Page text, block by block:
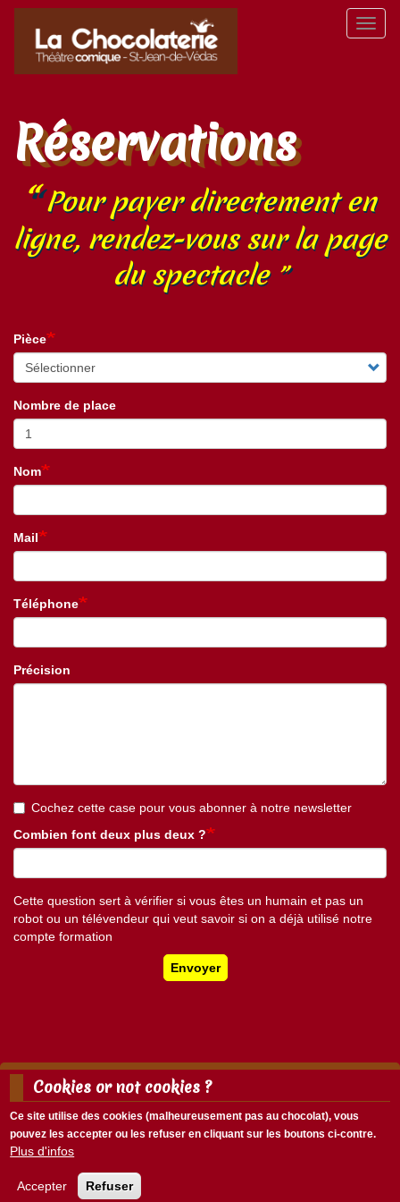
Aller
contenu
principal
Réservations
Pour payer directement en
ligne, rendez-vous sur la page
du spectacle
Pièce
Nombre de place
Nom
Mail
Téléphone
Précision
Cochez cette case pour vous abonner à notre newsletter
Combien font deux plus deux ?
Cette question sert à vérifier si vous êtes un humain et pas un
robot ou un télévendeur qui veut savoir si on a déjà utilisé notre
compte formation
Envoyer
Menu
Pied
page
Mentions légales Nous écrire
Menu
compte
Se connecter
Cookies or not cookies ?
Ce site utilise des cookies (malheureusement pas au chocolat), vous
pouvez les accepter ou les refuser en cliquant sur les boutons ci-contre.
Plus d'infos
Accepter Refuser